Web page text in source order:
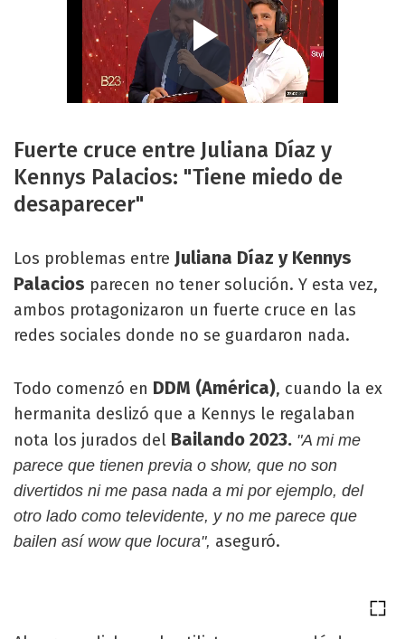
Fuerte cruce entre Juliana Díaz y
Kennys Palacios: "Tiene miedo de
desaparecer"
Los problemas entre Juliana Díaz y Kennys
Palacios parecen no tener solución. Y esta vez,
ambos protagonizaron un fuerte cruce en las
redes sociales donde no se guardaron nada.
Todo comenzó en DDM (América), cuando la ex
hermanita deslizó que a Kennys le regalaban
nota los jurados del Bailando 2023. "A mi me
parece que tienen previa o show, que no son
divertidos ni me pasa nada a mi por ejemplo, del
otro lado como televidente, y no me parece que
bailen así wow que locura", aseguró.